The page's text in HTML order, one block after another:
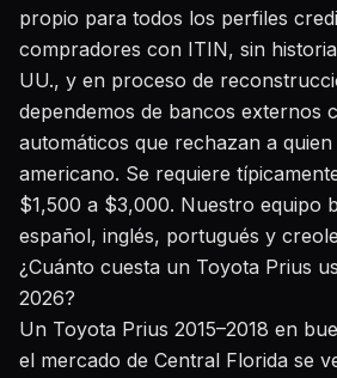
propio para todos los perfiles
compradores con ITIN, sin
UU., y en proceso de
dependemos de bancos externos
automáticos que rechazan a
americano. Se requiere
$1,500 a $3,000. Nuestro equipo
español, inglés, portugués y
¿Cuánto cuesta un Toyota Prius
2026?
Un Toyota Prius 2015–2018 en
el mercado de Central Florida se